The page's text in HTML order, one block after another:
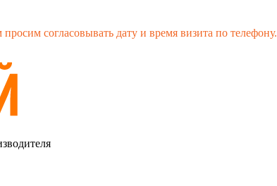
согласовывать дату и время визита по телефону.